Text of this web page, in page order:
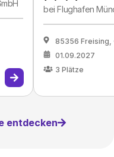
beiFlughafen
85356 Freising,
01.09.2027
3 Plätze
entdecken